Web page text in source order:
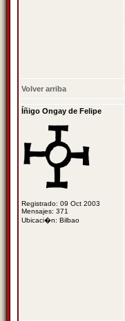
Volver arriba
Íñigo Ongay de Felipe
Registrado: 09 Oct 2003
Mensajes: 371
Ubicaci�n: Bilbao